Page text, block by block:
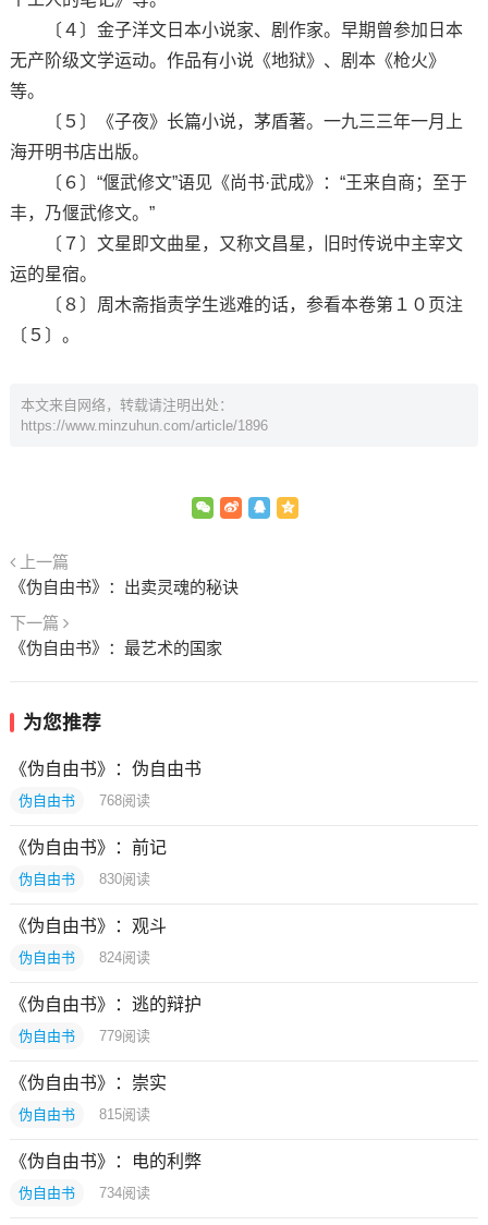
〔４〕金子洋文日本小说家、剧作家。早期曾参加日本
无产阶级文学运动。作品有小说《地狱》、剧本《枪火》
等。
〔５〕《子夜》长篇小说，茅盾著。一九三三年一月上
海开明书店出版。
〔６〕“偃武修文”语见《尚书·武成》：“王来自商；至于
丰，乃偃武修文。”
〔７〕文星即文曲星，又称文昌星，旧时传说中主宰文
运的星宿。
〔８〕周木斋指责学生逃难的话，参看本卷第１０页注
〔５〕。
本文来自网络，转载请注明出处：
https://www.minzuhun.com/article/1896
上一篇
《伪自由书》：出卖灵魂的秘诀
下一篇
《伪自由书》：最艺术的国家
为您推荐
《伪自由书》：伪自由书
伪自由书 768阅读
《伪自由书》：前记
伪自由书 830阅读
《伪自由书》：观斗
伪自由书 824阅读
《伪自由书》：逃的辩护
伪自由书 779阅读
《伪自由书》：崇实
伪自由书 815阅读
《伪自由书》：电的利弊
伪自由书 734阅读